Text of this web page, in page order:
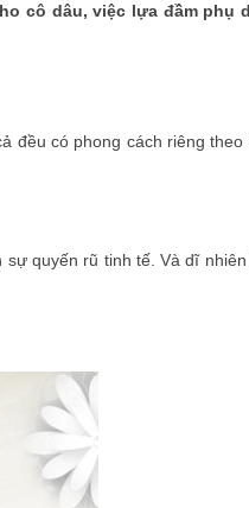
cô dâu, việc lựa đầm phụ
đều có phong cách riêng
quyến rũ tinh tế. Và dĩ